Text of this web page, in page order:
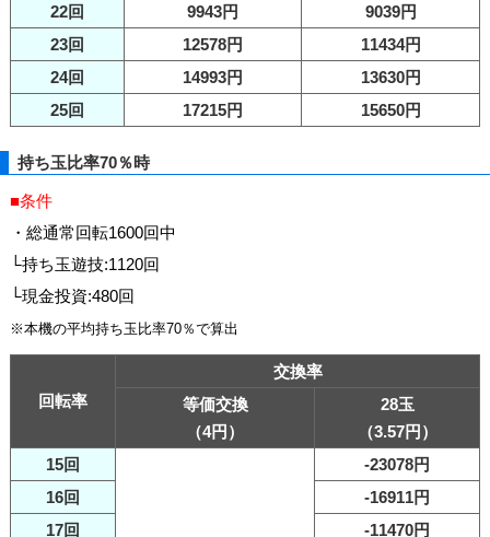
22回
9943円
9039円
23回
12578円
11434円
24回
14993円
13630円
25回
17215円 15650円
持ち玉比率70％時
■条件
・総通常回転1600回中
└持ち玉遊技:1120回
└現金投資:480回
※本機の平均持ち玉比率70％で算出
回転率
交換率
等価交換
（4円）
28玉
（3.57円）
15回
-23078円
16回
-16911円
17回
-11470円